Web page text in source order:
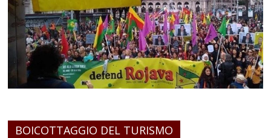
BOICOTTAGGIO DEL TURISMO